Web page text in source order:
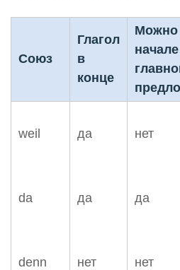
Союз
Глагол
в
конце
Можно
начале
weil да нет
da да да
denn нет нет